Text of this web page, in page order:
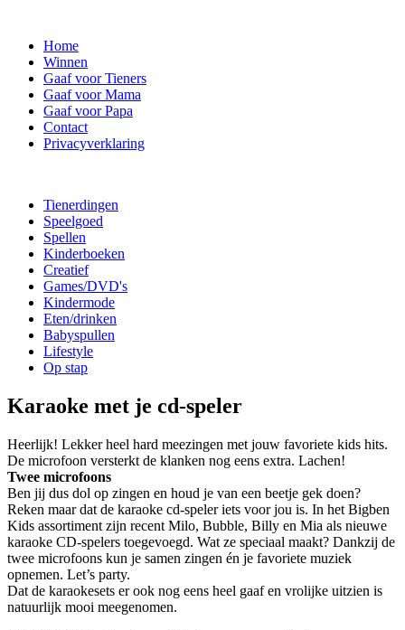
Home
Winnen
Gaaf voor Tieners
Gaaf voor Mama
Gaaf voor Papa
Contact
Privacyverklaring
Tienerdingen
Speelgoed
Spellen
Kinderboeken
Creatief
Games/DVD's
Kindermode
Eten/drinken
Babyspullen
Lifestyle
Op stap
Karaoke met je cd-speler
Heerlijk! Lekker heel hard meezingen met jouw favoriete kids hits.
De microfoon versterkt de klanken nog eens extra. Lachen!
Twee microfoons
Ben jij dus dol op zingen en houd je van een beetje gek doen?
Reken maar dat de karaoke cd-speler iets voor jou is. In het Bigben
Kids assortiment zijn recent Milo, Bubble, Billy en Mia als nieuwe
karaoke CD-spelers toegevoegd. Wat ze speciaal maakt? Dankzij de
twee microfoons kun je samen zingen én je favoriete muziek
opnemen. Let’s party.
Dat de karaokesets er ook nog eens heel gaaf en vrolijke uitzien is
natuurlijk mooi meegenomen.